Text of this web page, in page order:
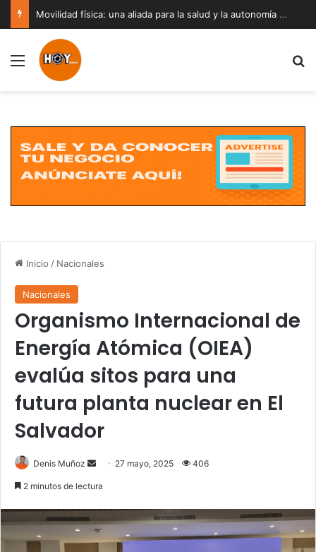
Movilidad física: una aliada para la salud y la autonomía a cualquier edad
Menú
Inicio / Nacionales
Nacionales
Organismo Internacional de
Energía Atómica (OIEA)
evalúa sitos para una
futura planta nuclear en El
Salvador
Denis Muñoz
Send 27 mayo, 2025 406
2 minutos de lectura